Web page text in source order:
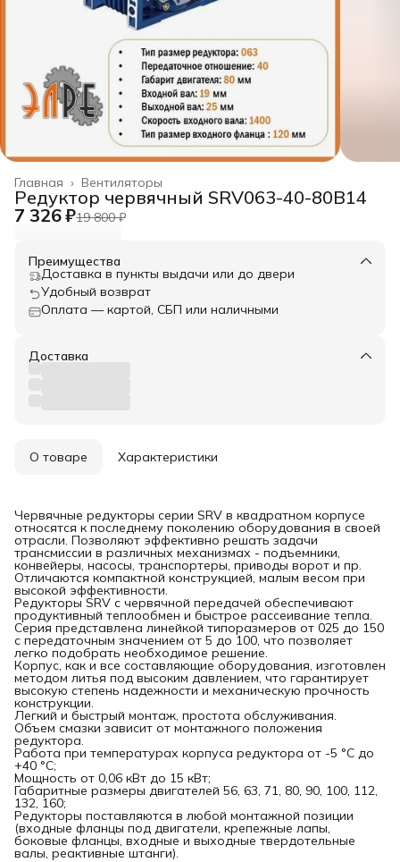
Вентиляторы
Главная ›
Редуктор червячный SRV063-40-80B14
7 326 ₽19 800 ₽
Преимущества
Доставка в пункты выдачи или до двери
Удобный возврат
Оплата — картой, СБП или наличными
Доставка
О товаре Характеристики
Червячные редукторы серии SRV в квадратном корпусе
относятся к последнему поколению оборудования в своей
отрасли. Позволяют эффективно решать задачи
трансмиссии в различных механизмах - подъемники,
конвейеры, насосы, транспортеры, приводы ворот и пр.
Отличаются компактной конструкцией, малым весом при
высокой эффективности.
Редукторы SRV с червячной передачей обеспечивают
продуктивный теплообмен и быстрое рассеивание тепла.
Серия представлена линейкой типоразмеров от 025 до 150
с передаточным значением от 5 до 100, что позволяет
легко подобрать необходимое решение.
Корпус, как и все составляющие оборудования, изготовлен
методом литья под высоким давлением, что гарантирует
высокую степень надежности и механическую прочность
конструкции.
Легкий и быстрый монтаж, простота обслуживания.
Объем смазки зависит от монтажного положения
редуктора.
Работа при температурах корпуса редуктора от -5 °C до
+40 °C;
Мощность от 0,06 кВт до 15 кВт;
Габаритные размеры двигателей 56, 63, 71, 80, 90, 100, 112,
132, 160;
Редукторы поставляются в любой монтажной позиции
(входные фланцы под двигатели, крепежные лапы,
боковые фланцы, входные и выходные твердотельные
валы, реактивные штанги).